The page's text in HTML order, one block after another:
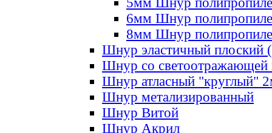
6мм Шнур
8мм Шнур
Шнур эластичный плоский
Шнур со светоотражающей
Шнур атласный "круглый"
Шнур метализированный
Шнур Витой
Шнур Акрил